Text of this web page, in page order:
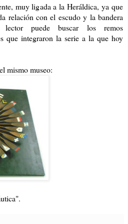
muy ligada a la Heráldica, ya que
relación con el escudo y la bandera
puede buscar los remos
que integraron la serie a la que hoy
mismo museo: